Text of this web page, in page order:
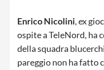
Enrico Nicolini, ex
ospite a TeleNord, ha
della squadra
pareggio non ha fatto